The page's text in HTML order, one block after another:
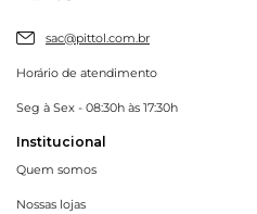
sac@pittol.com.br
Horário de atendimento
Seg à Sex - 08:30h às 17:30h
Institucional
Quem somos
Nossas lojas